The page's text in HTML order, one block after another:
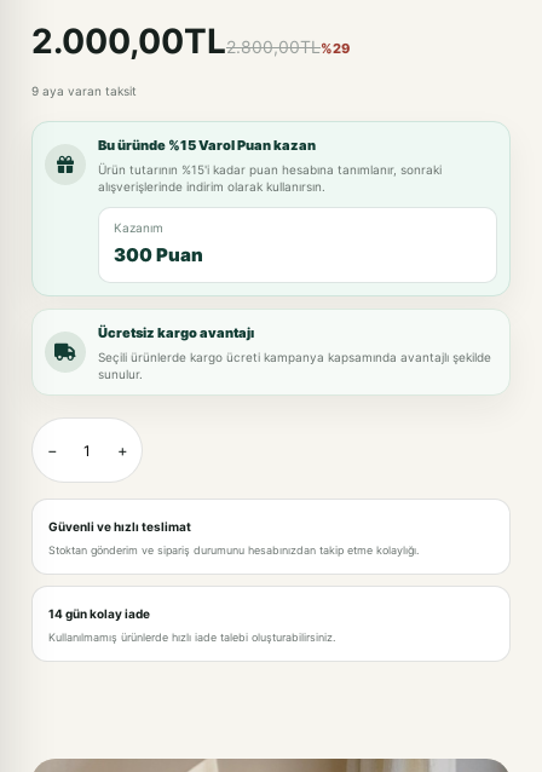
2.000,00TL2.800,00TL%29
9 aya varan taksit
Bu üründe %15 Varol Puan kazan
Ürün tutarının %15'i kadar puan hesabına tanımlanır, sonraki
alışverişlerinde indirim olarak kullanırsın.
Kazanım
300 Puan
Ücretsiz kargo avantajı
Seçili ürünlerde kargo ücreti kampanya kapsamında avantajlı şekilde
sunulur.
− +
Güvenli ve hızlı teslimat
Stoktan gönderim ve sipariş durumunu hesabınızdan takip etme kolaylığı.
14 gün kolay iade
Kullanılmamış ürünlerde hızlı iade talebi oluşturabilirsiniz.